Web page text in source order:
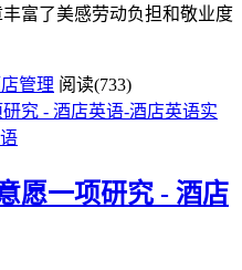
富了美感劳动负担和敬业度
管理 阅读(733)
愿一项研究 - 酒店